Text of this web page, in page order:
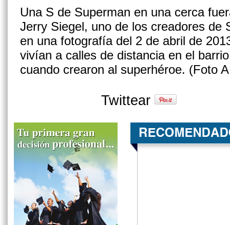
Una S de Superman en una cerca
Jerry Siegel, uno de los creadores de
en una fotografía del 2 de abril de
vivían a calles de distancia en el
cuando crearon al superhéroe. (Foto
Twittear